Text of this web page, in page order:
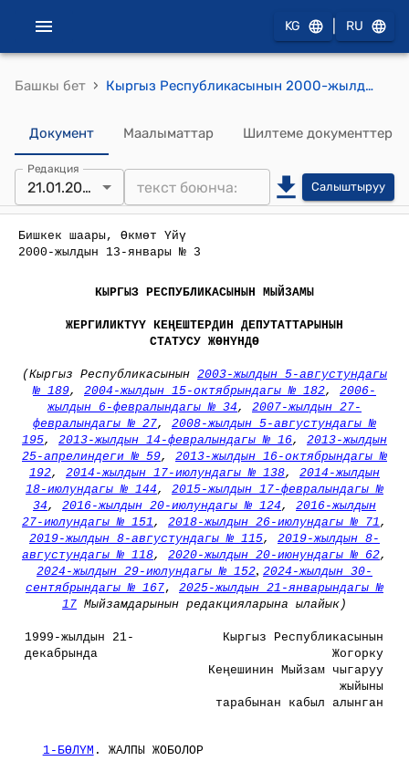
KG RU
Башкы бет › Кыргыз Республикасынын 2000-жылдын 13-январы № 3 "Жергиликтүү кеңештердин депутаттарынын статусу жөнүндө" Мыйзамы
Документ Маалыматтар Шилтеме документтер
Редакция
21.01.2025 Салыштыруу